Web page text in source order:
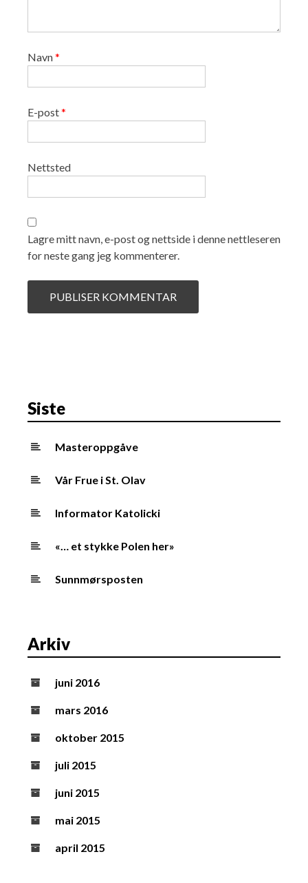
Navn*
E-post*
Nettsted
Lagre mitt navn, e-post og nettside i denne nettleseren
for neste gang jeg kommenterer.
Siste
Masteroppgåve
Vår Frue i St. Olav
Informator Katolicki
«… et stykke Polen her»
Sunnmørsposten
Arkiv
juni 2016
mars 2016
oktober 2015
juli 2015
juni 2015
mai 2015
april 2015